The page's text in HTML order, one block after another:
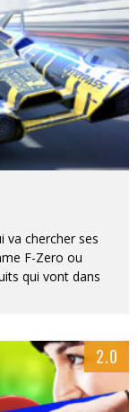
va chercher ses
F-Zero ou
qui vont dans
2.0